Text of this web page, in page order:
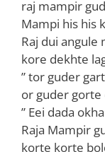
raj mampir
Mampi his his
Raj dui
kore dekhte
” tor guder
or guder gorte
” Eei dada
Raja Mampir
korte korte